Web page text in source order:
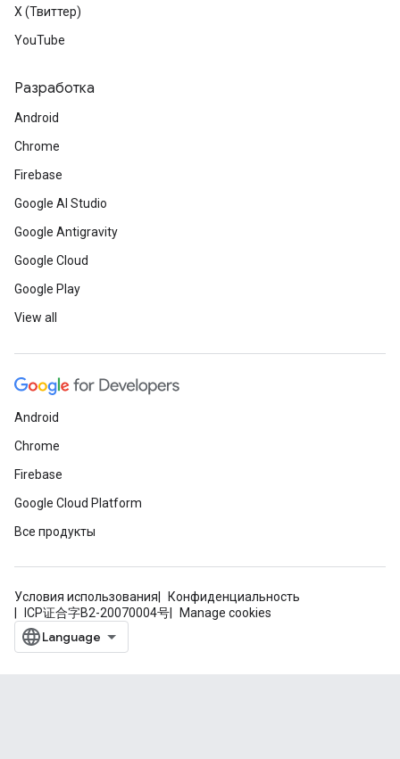
X (Твиттер)
YouTube
Разработка
Android
Chrome
Firebase
Google AI Studio
Google Antigravity
Google Cloud
Google Play
View all
Android
Chrome
Firebase
Google Cloud Platform
Все продукты
Условия использования
Конфиденциальность
ICP证合字B2-20070004号
Manage cookies